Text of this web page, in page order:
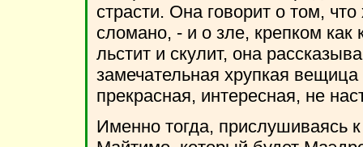
страсти. Она говорит о том,
сломано, - и о зле, крепком как
льстит и скулит, она
замечательная хрупкая
прекрасная, интересная, не
Именно тогда, прислушиваясь